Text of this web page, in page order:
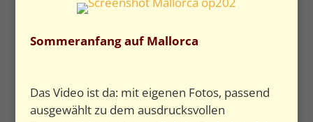
Sommeranfang auf Mallorca
Das Video ist da: mit eigenen Fotos, passend
ausgewählt zu dem ausdrucksvollen